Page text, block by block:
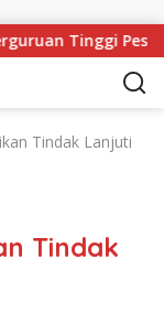
Tinggi
Tindak Lanjuti
Tindak